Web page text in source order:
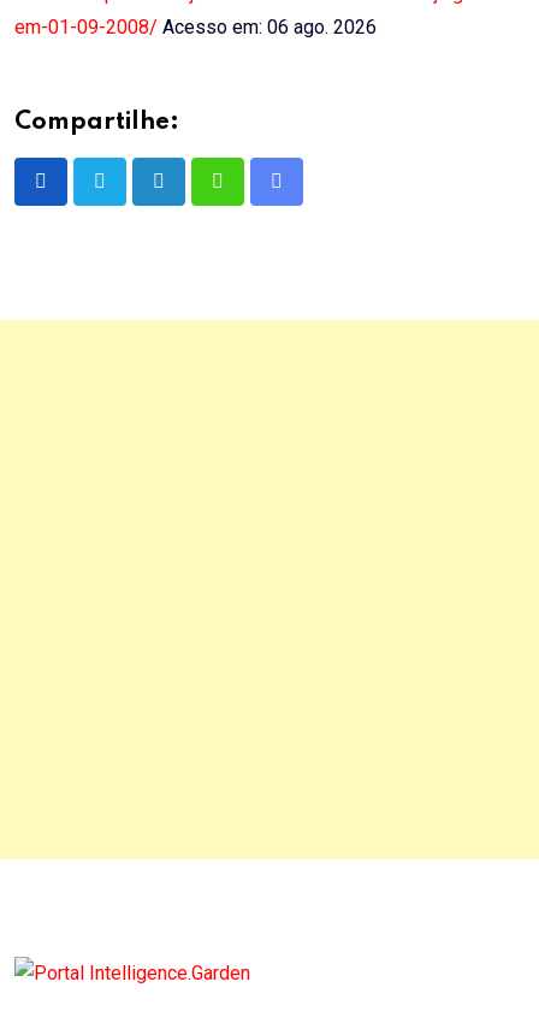
em-01-09-2008/ Acesso em: 06 ago. 2026
Compartilhe:
LinkedIn WhatsappShare